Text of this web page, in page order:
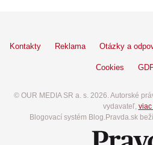
Kontakty Reklama Otázky a
Cookies
© OUR MEDIA SR a. s. 2026. Autorské
vydavateľ, viac
Blogovací systém Blog.Pravda.sk